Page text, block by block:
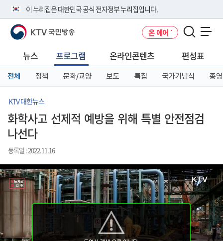
이 누리집은 대한민국 공식 전자정부 누리집입니다.
공식 누리집 주소 확인하기
니다.
이밖에 or.kr 또는 .kr등 다른 도메인 주소를 사용하고 있다면 아래 URL에
서 도메인 주소를 확인해 보세요
KTV 국민방송 온 에어
뉴스 프로그램 온라인콘텐츠 편성표
전체 정책 문화/교양 보도 특집 국가기념식 종영
KTV 대한뉴스
화학사고 선제적 예방을 위해 특별 안전점검
나선다
등록일 : 2022.11.16